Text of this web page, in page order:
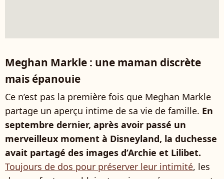
Meghan Markle : une maman discrète
mais épanouie
Ce n’est pas la première fois que Meghan Markle
partage un aperçu intime de sa vie de famille. En
septembre dernier, après avoir passé un
merveilleux moment à Disneyland, la duchesse
avait partagé des images d’Archie et Lilibet.
Toujours de dos pour préserver leur intimité, les